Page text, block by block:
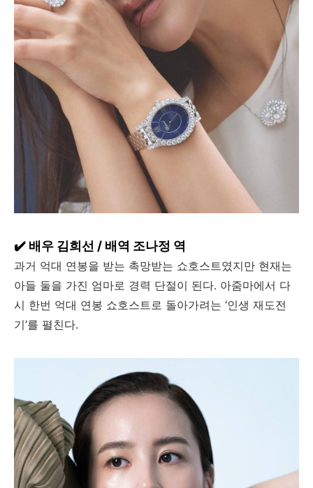
✔️ 배우 김희선 / 배역 조나정 역
과거 억대 연봉을 받는 촉망받는 쇼호스트였지만 현재는
아들 둘을 가진 엄마로 경력 단절이 된다. 아줌마에서 다
시 한번 억대 연봉 쇼호스트로 돌아가려는 ‘인생 재도전
기’를 펼친다.